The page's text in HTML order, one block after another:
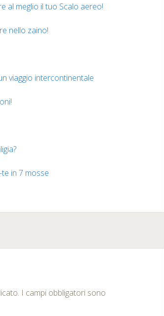
al meglio il tuo Scalo aereo!
nello zaino!
viaggio intercontinentale
in 7 mosse
I campi obbligatori sono